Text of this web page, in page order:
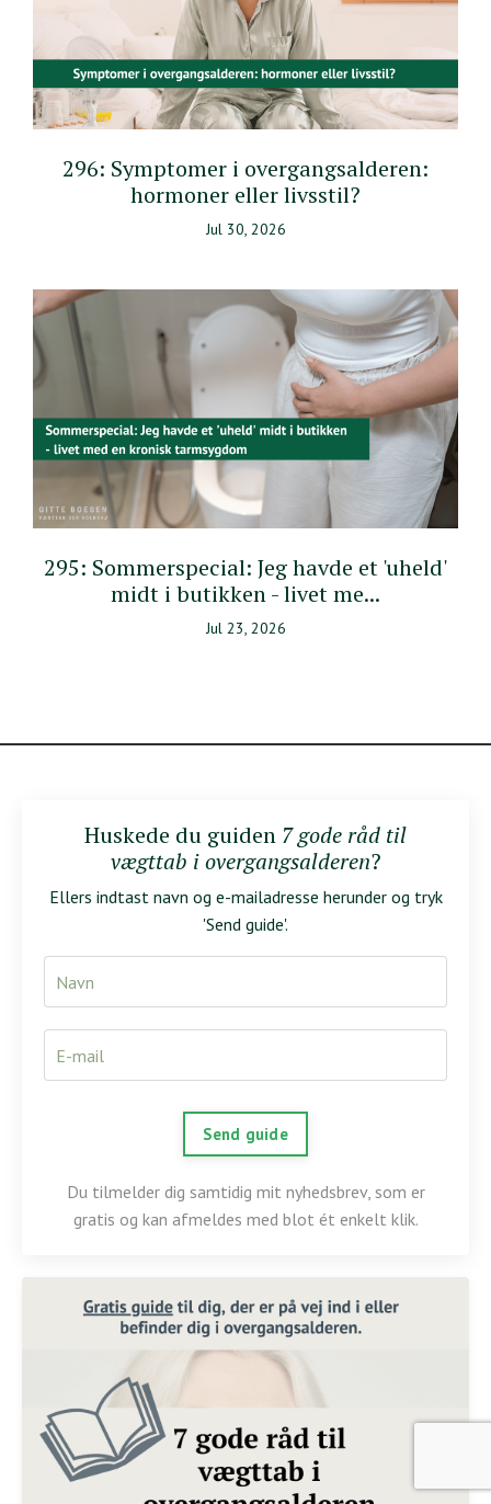
296: Symptomer i overgangsalderen:
hormoner eller livsstil?
Jul 30, 2026
295: Sommerspecial: Jeg havde et 'uheld'
midt i butikken - livet me...
Jul 23, 2026
Huskede du guiden 7 gode råd til
vægttab i overgangsalderen?
Ellers indtast navn og e-mailadresse herunder og tryk
'Send guide'.
Send guide
Du tilmelder dig samtidig mit nyhedsbrev, som er
gratis og kan afmeldes med blot ét enkelt klik.